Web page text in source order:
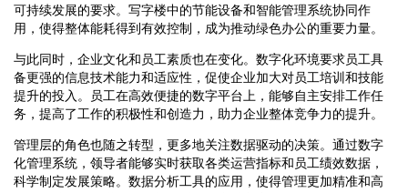
可持续发展的要求。写字楼中的节能设备和智能管理系统协同作
用，使得整体能耗得到有效控制，成为推动绿色办公的重要力量。
与此同时，企业文化和员工素质也在变化。数字化环境要求员工具
备更强的信息技术能力和适应性，促使企业加大对员工培训和技能
提升的投入。员工在高效便捷的数字平台上，能够自主安排工作任
务，提高了工作的积极性和创造力，助力企业整体竞争力的提升。
管理层的角色也随之转型，更多地关注数据驱动的决策。通过数字
化管理系统，领导者能够实时获取各类运营指标和员工绩效数据，
科学制定发展策略。数据分析工具的应用，使得管理更加精准和高